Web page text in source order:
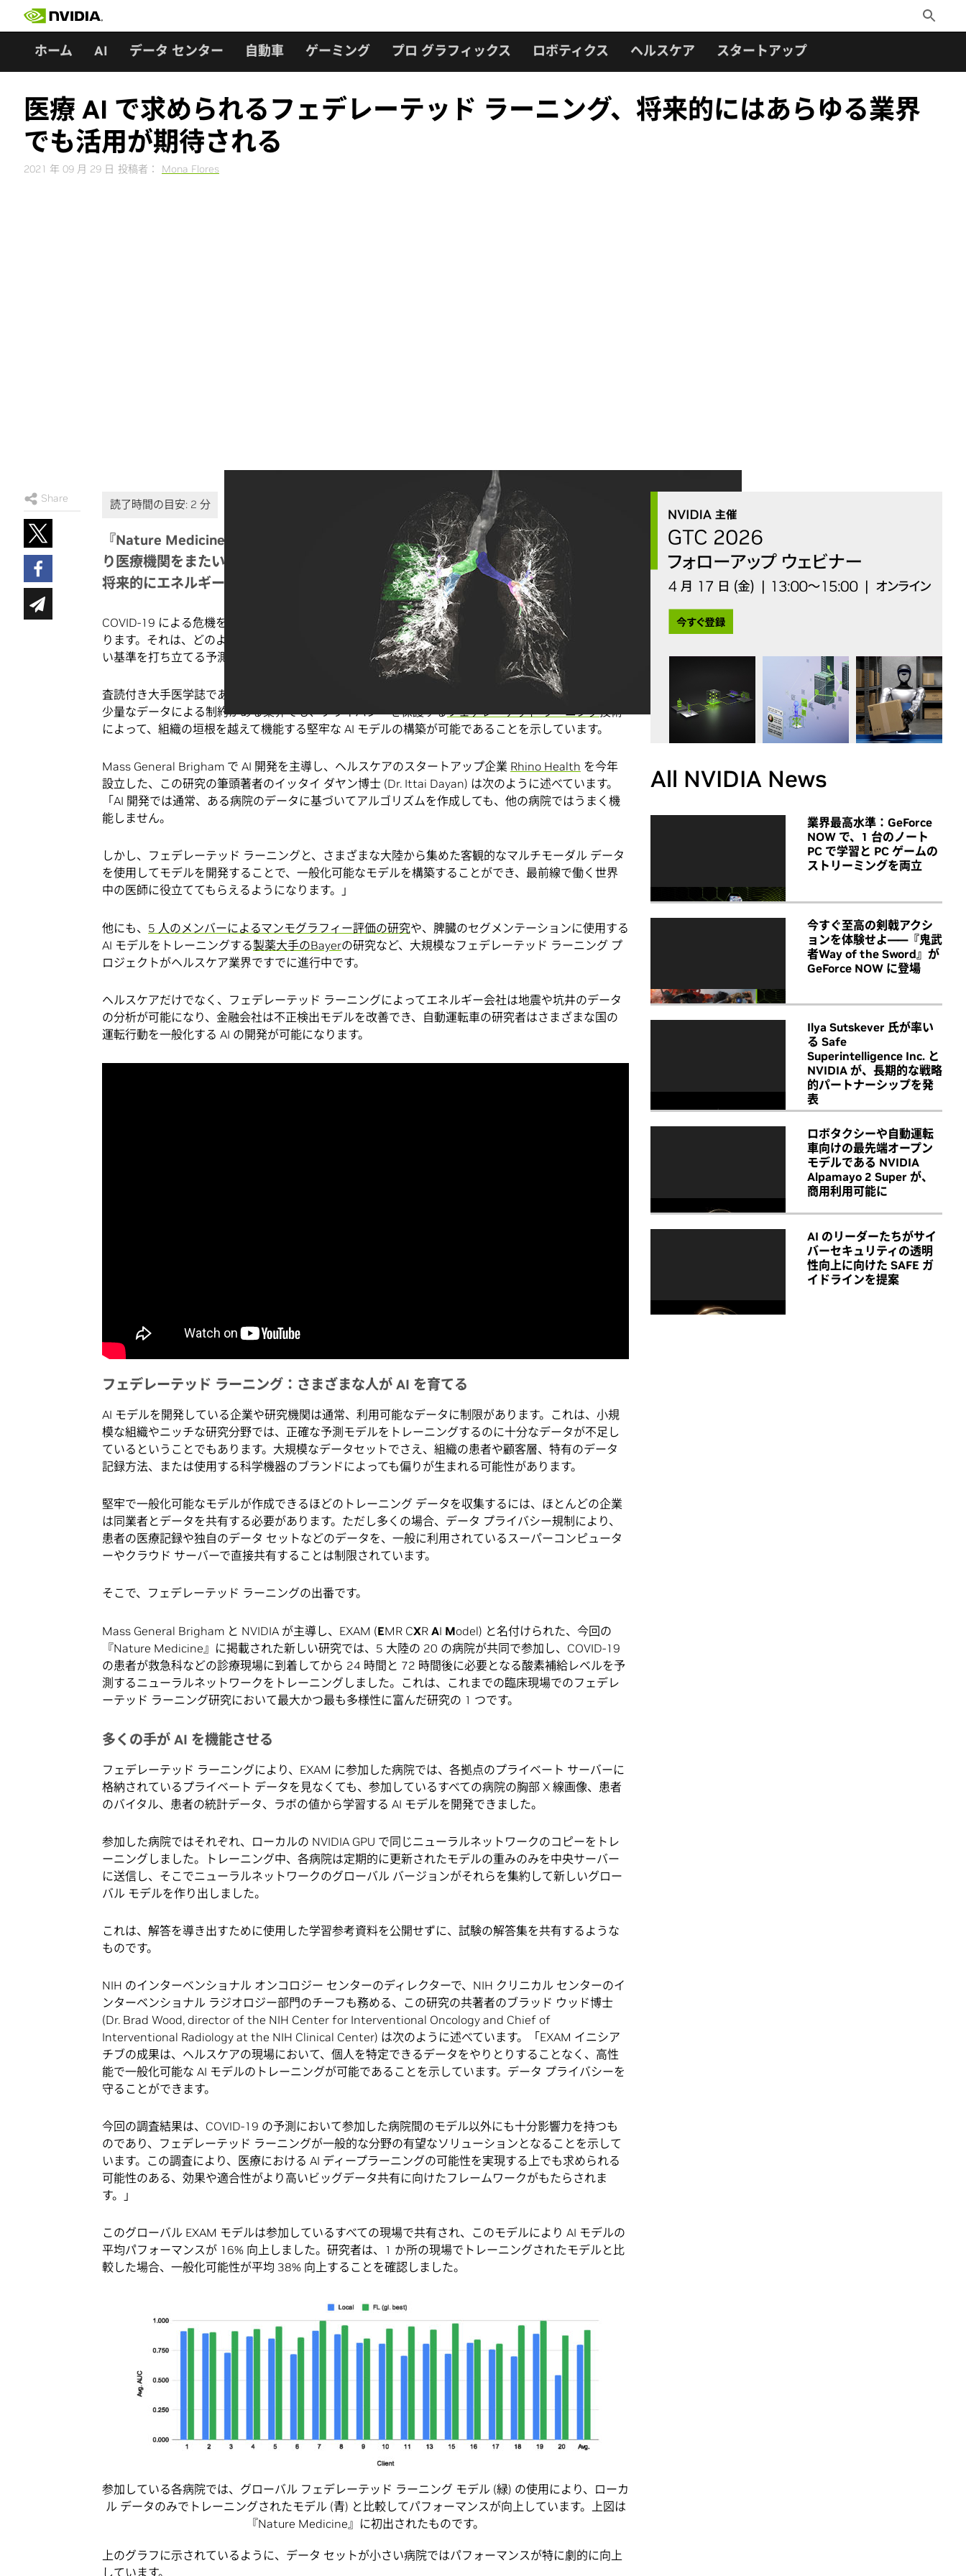
Toggle
Search
ホーム AI データ センター 自動車 ゲーミング プロ グラフィックス ロボティクス ヘルスケア スタートアップ
医療 AI で求められるフェデレーテッド ラーニング、将来的にはあらゆる業界
でも活用が期待される
2021 年 09 月 29 日 投稿者： Mona Flores
Share
『Nature Medicine』に掲載された結果によると、フェデレーテッド ラーニングによ
り医療機関をまたいで一般化する強力な AI モデルを構築できることが示されており、
将来的にエネルギー、金融サービス、製造などの分野に応用が広がる見込み
COVID-19 による危機をきっかけとした、複数の病院による取り組みによって明らかになったことがあ
ります。それは、どのような業界の機関であっても連携することで、精度と一般化可能性の両方に新し
い基準を打ち立てる予測 AI モデルを開発できるということです。
査読付き大手医学誌である
されたコラボレーションは、機密データや
少量なデータによる制約がある業界でも、プライバシーを保護するフェデレーテッド ラーニング技術
によって、組織の垣根を越えて機能する堅牢な AI モデルの構築が可能であることを示しています。
Mass General Brigham で AI 開発を主導し、ヘルスケアのスタートアップ企業 Rhino Health を今年
設立した、この研究の筆頭著者のイッタイ ダヤン博士 (Dr. Ittai Dayan) は次のように述べています。
「AI 開発では通常、ある病院のデータに基づいてアルゴリズムを作成しても、他の病院ではうまく機
能しません。
しかし、フェデレーテッド ラーニングと、さまざまな大陸から集めた客観的なマルチモーダル データ
を使用してモデルを開発することで、一般化可能なモデルを構築することができ、最前線で働く世界
中の医師に役立ててもらえるようになります。」
他にも、 5 人のメンバーによるマンモグラフィー評価の研究や、脾臓のセグメンテーションに使用する
AI モデルをトレーニングする製薬大手のBayerの研究など、大規模なフェデレーテッド ラーニング プ
ロジェクトがヘルスケア業界ですでに進行中です。
ヘルスケアだけでなく、フェデレーテッド ラーニングによってエネルギー会社は地震や坑井のデータ
の分析が可能になり、金融会社は不正検出モデルを改善でき、自動運転車の研究者はさまざまな国の
運転行動を一般化する AI の開発が可能になります。
フェデレーテッド ラーニング：さまざまな人が AI を育てる
AI モデルを開発している企業や研究機関は通常、利用可能なデータに制限があります。これは、小規
模な組織やニッチな研究分野では、正確な予測モデルをトレーニングするのに十分なデータが不足し
ているということでもあります。大規模なデータセットでさえ、組織の患者や顧客層、特有のデータ
記録方法、または使用する科学機器のブランドによっても偏りが生まれる可能性があります。
堅牢で一般化可能なモデルが作成できるほどのトレーニング データを収集するには、ほとんどの企業
は同業者とデータを共有する必要があります。ただし多くの場合、データ プライバシー規制により、
患者の医療記録や独自のデータ セットなどのデータを、一般に利用されているスーパーコンピュータ
ーやクラウド サーバーで直接共有することは制限されています。
そこで、フェデレーテッド ラーニングの出番です。
Mass General Brigham と NVIDIA が主導し、EXAM (EMR CXR AI Model) と名付けられた、今回の
『Nature Medicine』に掲載された新しい研究では、5 大陸の 20 の病院が共同で参加し、COVID-19
の患者が救急科などの診療現場に到着してから 24 時間と 72 時間後に必要となる酸素補給レベルを予
測するニューラルネットワークをトレーニングしました。これは、これまでの臨床現場でのフェデレ
ーテッド ラーニング研究において最大かつ最も多様性に富んだ研究の 1 つです。
多くの手が AI を機能させる
フェデレーテッド ラーニングにより、EXAM に参加した病院では、各拠点のプライベート サーバーに
格納されているプライベート データを見なくても、参加しているすべての病院の胸部 X 線画像、患者
のバイタル、患者の統計データ、ラボの値から学習する AI モデルを開発できました。
参加した病院ではそれぞれ、ローカルの NVIDIA GPU で同じニューラルネットワークのコピーをトレ
ーニングしました。トレーニング中、各病院は定期的に更新されたモデルの重みのみを中央サーバー
に送信し、そこでニューラルネットワークのグローバル バージョンがそれらを集約して新しいグロー
バル モデルを作り出しました。
これは、解答を導き出すために使用した学習参考資料を公開せずに、試験の解答集を共有するような
ものです。
NIH のインターベンショナル オンコロジー センターのディレクターで、NIH クリニカル センターのイ
ンターベンショナル ラジオロジー部門のチーフも務める、この研究の共著者のブラッド ウッド博士
(Dr. Brad Wood, director of the NIH Center for Interventional Oncology and Chief of
Interventional Radiology at the NIH Clinical Center) は次のように述べています。「EXAM イニシア
チブの成果は、ヘルスケアの現場において、個人を特定できるデータをやりとりすることなく、高性
能で一般化可能な AI モデルのトレーニングが可能であることを示しています。データ プライバシーを
守ることができます。
今回の調査結果は、COVID-19 の予測において参加した病院間のモデル以外にも十分影響力を持つも
のであり、フェデレーテッド ラーニングが一般的な分野の有望なソリューションとなることを示して
います。この調査により、医療における AI ディープラーニングの可能性を実現する上でも求められる
可能性のある、効果や適合性がより高いビッグデータ共有に向けたフレームワークがもたらされま
す。」
このグローバル EXAM モデルは参加しているすべての現場で共有され、このモデルにより AI モデルの
平均パフォーマンスが 16% 向上しました。研究者は、1 か所の現場でトレーニングされたモデルと比
較した場合、一般化可能性が平均 38% 向上することを確認しました。
参加している各病院では、グローバル フェデレーテッド ラーニング モデル (緑) の使用により、ローカ
ル データのみでトレーニングされたモデル (青) と比較してパフォーマンスが向上しています。上図は
『Nature Medicine』に初出されたものです。
上のグラフに示されているように、データ セットが小さい病院ではパフォーマンスが特に劇的に向上
しています。
All NVIDIA News
業界最高水準：GeForce
NOW で、1 台のノート
PC で学習と PC ゲームの
ストリーミングを両立
今すぐ至高の剣戟アクシ
ョンを体験せよ――『鬼武
者Way of the Sword』が
GeForce NOW に登場
Ilya Sutskever 氏が率い
る Safe
Superintelligence Inc. と
NVIDIA が、長期的な戦略
的パートナーシップを発
表
ロボタクシーや自動運転
車向けの最先端オープン
モデルである NVIDIA
Alpamayo 2 Super が、
商用利用可能に
AI のリーダーたちがサイ
バーセキュリティの透明
性向上に向けた SAFE ガ
イドラインを提案